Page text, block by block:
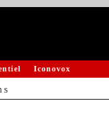
Iconovox